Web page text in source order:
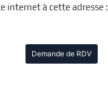
internet à cette adresse :
Demande de RDV